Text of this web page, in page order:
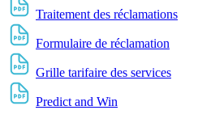
Traitement des réclamations
Formulaire de réclamation
Grille tarifaire des services
Predict and Win